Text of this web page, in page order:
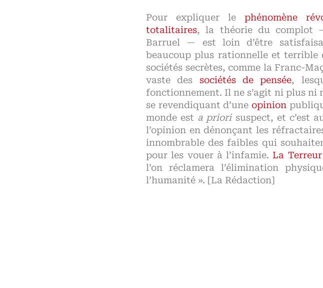
Pour expliquer le phénomène
totalitaires, la théorie du complot
Barruel — est loin d’être
beaucoup plus rationnelle et terrible
sociétés secrètes, comme la Franc-
vaste des sociétés de pensée,
fonctionnement. Il ne s’agit ni plus ni
se revendiquant d’une opinion
monde est a priorisuspect, et c’est
l’opinion en dénonçant les
innombrable des faibles qui
pour les vouer à l’infamie. La Terreur
l’on réclamera l’élimination
l’humanité ». [La Rédaction]